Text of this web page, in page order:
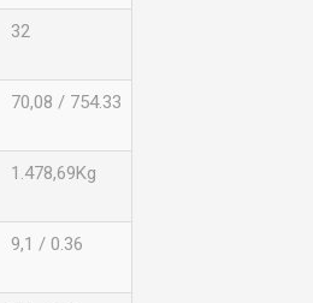
32
70,08 / 754.33
1.478,69Kg
9,1 / 0.36